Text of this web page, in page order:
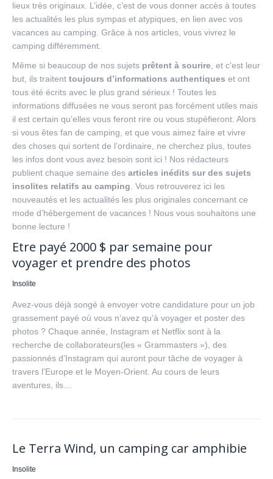
lieux très originaux. L’idée, c’est de vous donner accès à toutes
les actualités les plus sympas et atypiques, en lien avec vos
vacances au camping. Grâce à nos articles, vous vivrez le
camping différemment.
Même si beaucoup de nos sujets prêtent à sourire , et c’est leur
but, ils traitent toujours d’informations authentiques et ont
tous été écrits avec le plus grand sérieux ! Toutes les
informations diffusées ne vous seront pas forcément utiles mais
il est certain qu’elles vous feront rire ou vous stupéfieront. Alors
si vous êtes fan de camping, et que vous aimez faire et vivre
des choses qui sortent de l’ordinaire, ne cherchez plus, toutes
les infos dont vous avez besoin sont ici ! Nos rédacteurs
publient chaque semaine des articles inédits sur des sujets
insolites relatifs au camping . Vous retrouverez ici les
nouveautés et les actualités les plus originales concernant ce
mode d’hébergement de vacances ! Nous vous souhaitons une
bonne lecture !
Etre payé 2000 $ par semaine pour
voyager et prendre des photos
Insolite
Avez-vous déjà songé à envoyer votre candidature pour un job
grassement payé où vous n’avez qu’à voyager et poster des
photos ? Chaque année, Instagram et Netflix sont à la
recherche de collaborateurs(les « Grammasters »), des
passionnés d’Instagram qui auront pour tâche de voyager à
travers l’Europe et le Moyen-Orient. Au cours de leurs
aventures, ils…
Le Terra Wind, un camping car amphibie
Insolite